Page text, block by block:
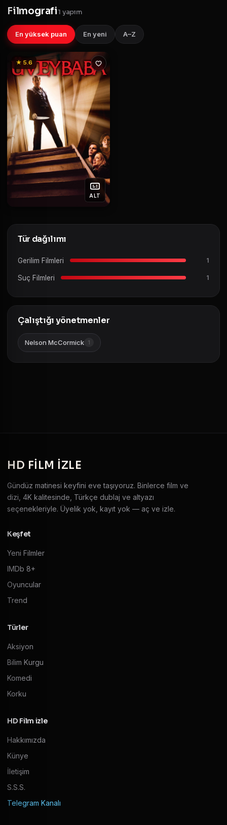
Filmografi1 yapım
En yüksek puan En yeni A–Z
★ 5.6
ALT
Tür dağılımı
Gerilim Filmleri 1
Suç Filmleri 1
Çalıştığı yönetmenler
Nelson McCormick 1
HD FILM IZLE
Gündüz matinesi keyfini eve taşıyoruz. Binlerce film ve
dizi, 4K kalitesinde, Türkçe dublaj ve altyazı
seçenekleriyle. Üyelik yok, kayıt yok — aç ve izle.
Keşfet
Yeni Filmler
IMDb 8+
Oyuncular
Trend
Türler
Aksiyon
Bilim Kurgu
Komedi
Korku
HD Film izle
Hakkımızda
Künye
İletişim
S.S.S.
Telegram Kanalı